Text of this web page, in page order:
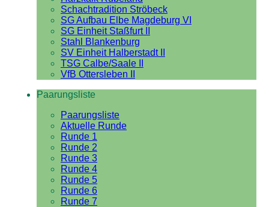
Schachtradition Ströbeck
SG Aufbau Elbe Magdeburg VI
SG Einheit Staßfurt II
Stahl Blankenburg
SV Einheit Halberstadt II
TSG Calbe/Saale II
VfB Ottersleben II
Paarungsliste
Paarungsliste
Aktuelle Runde
Runde 1
Runde 2
Runde 3
Runde 4
Runde 5
Runde 6
Runde 7